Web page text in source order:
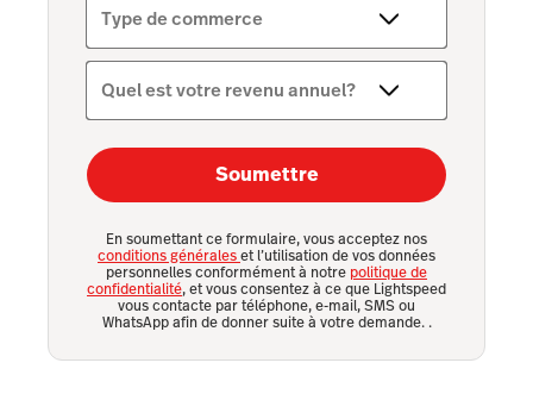
Type de commerce
Quel est votre revenu annuel?
Soumettre
En soumettant ce formulaire, vous acceptez nos
conditions généraleset l’utilisation de vos données
personnelles conformément à notre politique de
confidentialité, et vous consentez à ce que Lightspeed
vous contacte par téléphone, e-mail, SMS ou
WhatsApp afin de donner suite à votre demande. .